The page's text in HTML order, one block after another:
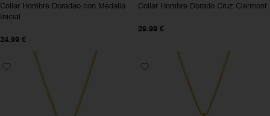
Collar Hombre Doradao con Medalla
Inicial
24.99 €
Collar Hombre Dorado Cruz Clermont
29.99 €